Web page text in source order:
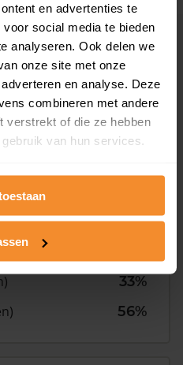
en advertenties te
social media te bieden
analyseren. Ook delen we
onze site met onze
en analyse. Deze
combineren met andere
verstrekt of die ze hebben
van hun services.
33%
56%